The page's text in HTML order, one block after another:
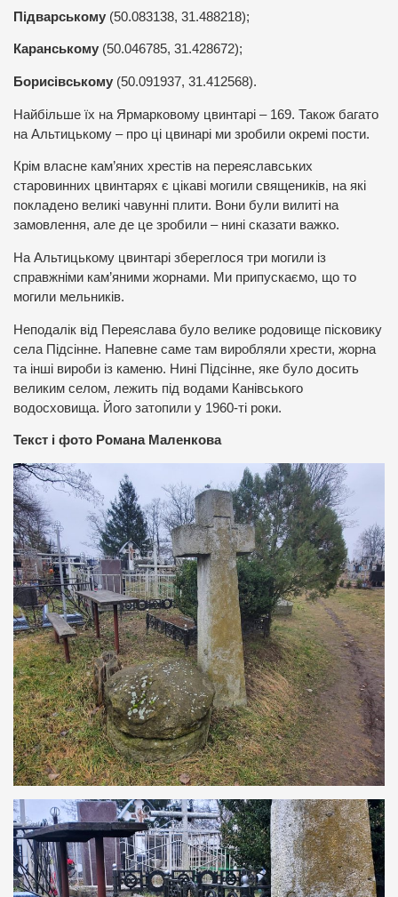
Підварському (50.083138, 31.488218);
Каранському (50.046785, 31.428672);
Борисівському (50.091937, 31.412568).
Найбільше їх на Ярмарковому цвинтарі – 169. Також багато
на Альтицькому – про ці цвинарі ми зробили окремі пости.
Крім власне кам’яних хрестів на переяславських
старовинних цвинтарях є цікаві могили священиків, на які
покладено великі чавунні плити. Вони були вилиті на
замовлення, але де це зробили – нині сказати важко.
На Альтицькому цвинтарі збереглося три могили із
справжніми кам’яними жорнами. Ми припускаємо, що то
могили мельників.
Неподалік від Переяслава було велике родовище пісковику
села Підсінне. Напевне саме там виробляли хрести, жорна
та інші вироби із каменю. Нині Підсінне, яке було досить
великим селом, лежить під водами Канівського
водосховища. Його затопили у 1960-ті роки.
Текст і фото Романа Маленкова